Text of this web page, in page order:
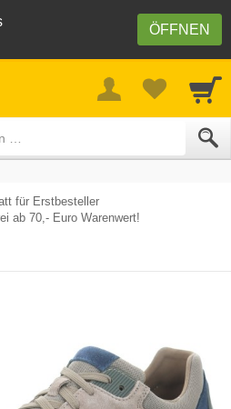
ÖFFNEN
für Erstbesteller
ab 70,- Euro Warenwert!